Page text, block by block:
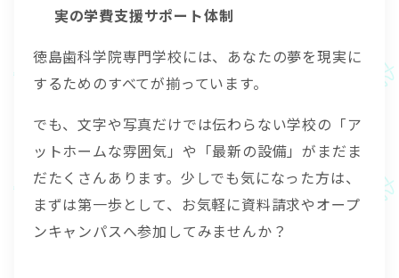
実の学費支援サポート体制
徳島歯科学院専門学校には、あなたの夢を現実に
するためのすべてが揃っています。
でも、文字や写真だけでは伝わらない学校の「ア
ットホームな雰囲気」や「最新の設備」がまだま
だたくさんあります。少しでも気になった方は、
まずは第一歩として、お気軽に資料請求やオープ
ンキャンパスへ参加してみませんか？